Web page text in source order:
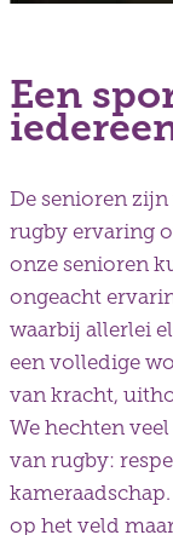
Een
De senioren zijn
rugby ervaring
onze senioren
ongeacht
waarbij allerlei
een volledige
van kracht,
We hechten
van rugby:
op het veld